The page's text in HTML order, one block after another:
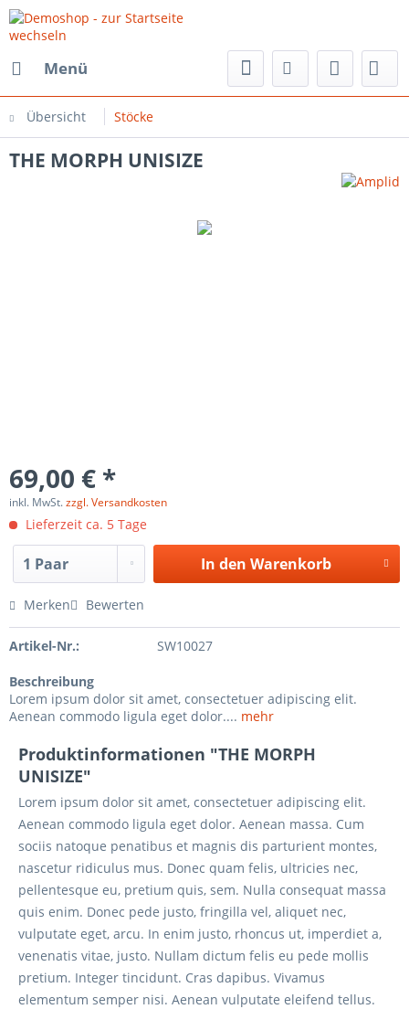
Menü
Übersicht Stöcke
THE MORPH UNISIZE
69,00 € *
inkl. MwSt.zzgl. Versandkosten
Lieferzeit ca. 5 Tage
In den Warenkorb
Merken Bewerten
Artikel-Nr.: SW10027
Beschreibung
Lorem ipsum dolor sit amet, consectetuer adipiscing elit.
Aenean commodo ligula eget dolor.... mehr
Produktinformationen "THE MORPH
UNISIZE"
Lorem ipsum dolor sit amet, consectetuer adipiscing elit.
Aenean commodo ligula eget dolor. Aenean massa. Cum
sociis natoque penatibus et magnis dis parturient montes,
nascetur ridiculus mus. Donec quam felis, ultricies nec,
pellentesque eu, pretium quis, sem. Nulla consequat massa
quis enim. Donec pede justo, fringilla vel, aliquet nec,
vulputate eget, arcu. In enim justo, rhoncus ut, imperdiet a,
venenatis vitae, justo. Nullam dictum felis eu pede mollis
pretium. Integer tincidunt. Cras dapibus. Vivamus
elementum semper nisi. Aenean vulputate eleifend tellus.